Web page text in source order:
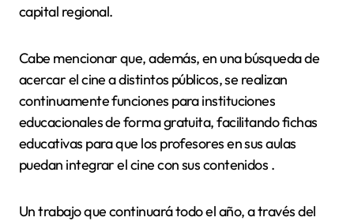
capital regional.
Cabe mencionar que, además, en una búsqueda de
acercar el cine a distintos públicos, se realizan
continuamente funciones para instituciones
educacionales de forma gratuita, facilitando fichas
educativas para que los profesores en sus aulas
puedan integrar el cine con sus contenidos .
Un trabajo que continuará todo el año, a través del